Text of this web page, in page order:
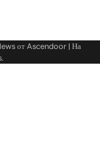
отAscendoor | На
.